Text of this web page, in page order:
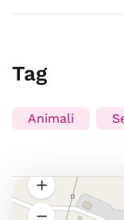
Tag
Animali